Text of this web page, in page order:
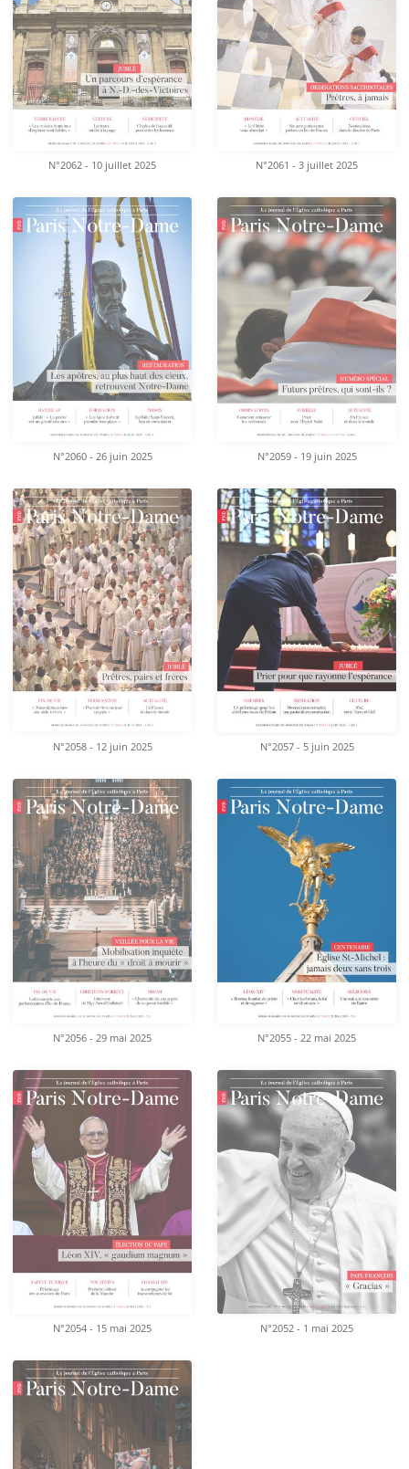
N°2062 - 10 juillet 2025 N°2061 - 3 juillet 2025
N°2060 - 26 juin 2025 N°2059 - 19 juin 2025
N°2058 - 12 juin 2025 N°2057 - 5 juin 2025
N°2056 - 29 mai 2025 N°2055 - 22 mai 2025
N°2054 - 15 mai 2025 N°2052 - 1 mai 2025